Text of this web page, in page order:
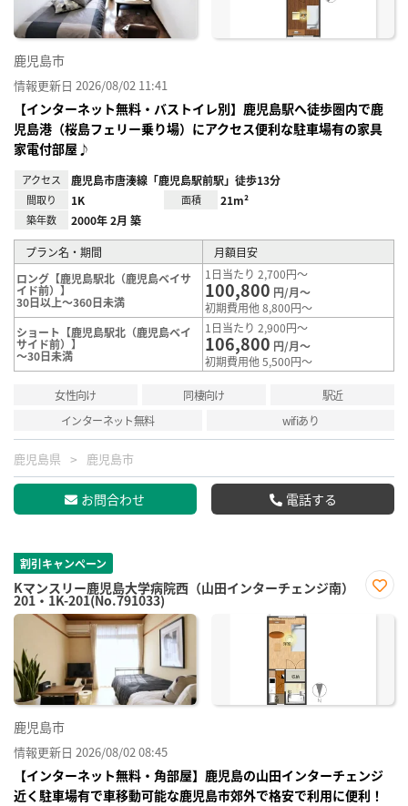
鹿児島市
情報更新日 2026/08/02 11:41
【インターネット無料・バストイレ別】鹿児島駅へ徒歩圏内で鹿
児島港（桜島フェリー乗り場）にアクセス便利な駐車場有の家具
家電付部屋♪
アクセス 鹿児島市唐湊線「鹿児島駅前駅」徒歩13分
間取り 1K 面積 21m²
築年数 2000年 2月 築
プラン名・期間
月額目安
ロング【鹿児島駅北（鹿児島ベイサ
イド前）】
30日以上～360日未満
1日当たり 2,700円～
100,800 円/月～
初期費用他 8,800円～
ショート【鹿児島駅北（鹿児島ベイ
サイド前）】
～30日未満
1日当たり 2,900円～
106,800 円/月～
初期費用他 5,500円～
女性向け 同棲向け
駅近
インターネット無料
wifiあり
鹿児島県 鹿児島市
お問合わせ 電話する
割引キャンペーン
Kマンスリー鹿児島大学病院西（山田インターチェンジ南）
201・1K-201(No.791033)
に入
鹿児島市
情報更新日 2026/08/02 08:45
【インターネット無料・角部屋】鹿児島の山田インターチェンジ
近く駐車場有で車移動可能な鹿児島市郊外で格安で利用に便利！